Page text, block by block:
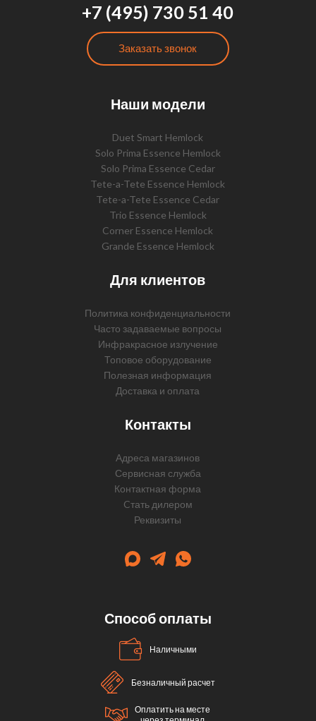
+7 (495) 730 51 40
Заказать звонок
Наши модели
Duet Smart Hemlock
Solo Prima Essence Hemlock
Solo Prima Essence Cedar
Tete-a-Tete Essence Hemlock
Tete-a-Tete Essence Cedar
Trio Essence Hemlock
Corner Essence Hemlock
Grande Essence Hemlock
Для клиентов
Политика конфиденциальности
Часто задаваемые вопросы
Инфракрасное излучение
Топовое оборудование
Полезная информация
Доставка и оплата
Контакты
Адреса магазинов
Сервисная служба
Контактная форма
Cтать дилером
Реквизиты
Способ оплаты
Наличными
Безналичный расчет
Оплатить на месте